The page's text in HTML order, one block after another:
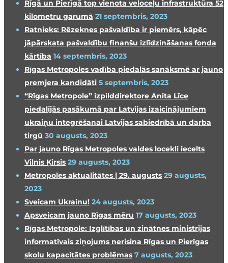
Rīgā un Pierīgā top vienota veloceļu infrastruktūra 52
kilometru garumā 21 septembris, 2023
Ratnieks: Rēzeknes pašvaldība ir piemērs, kāpēc
jāpārskata pašvaldību finanšu izlīdzināšanas fonda
kārtība 14 septembris, 2023
Rīgas Metropoles vadība piedalās sanāksmē ar jauno
premjera kandidāti 5 septembris, 2023
“Rīgas Metropole” izpilddirektore Anita Līce
piedalījās pasākumā par Latvijas izaicinājumiem
ukraiņu integrēšanai Latvijas sabiedrībā un darba
tirgū 30 augusts, 2023
Par jauno Rīgas Metropoles valdes locekli iecelts
Vilnis Ķirsis 29 augusts, 2023
Metropoles aktualitātes | 29. augusts 29 augusts,
2023
Sveicam Ukrainu! 24 augusts, 2023
Apsveicam jauno Rīgas mēru 17 augusts, 2023
Rīgas Metropole: Izglītības un zinātnes ministrijas
informatīvais ziņojums nerisina Rīgas un Pierīgas
skolu kapacitātes problēmas 7 augusts, 2023